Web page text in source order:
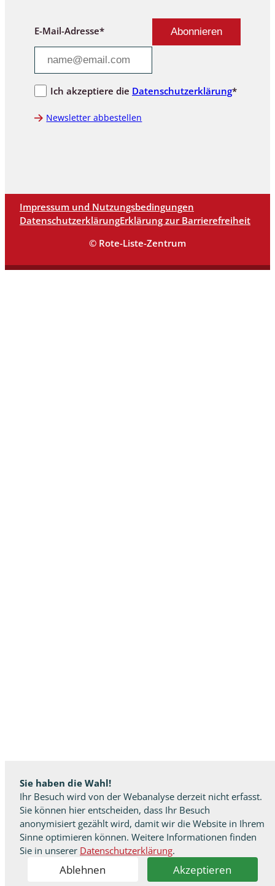
Sie haben die Wahl!
Ihr Besuch wird von der Webanalyse derzeit nicht erfasst.
Sie können hier entscheiden, dass Ihr Besuch
anonymisiert gezählt wird, damit wir die Website in Ihrem
Sinne optimieren können. Weitere Informationen finden
Sie in unserer Datenschutzerklärung.
Ablehnen Akzeptieren
E-Mail-Adresse*
Ich akzeptiere die Datenschutzerklärung*
Newsletter abbestellen
Impressum und Nutzungsbedingungen
DatenschutzerklärungErklärung zur Barrierefreiheit
© Rote-Liste-Zentrum